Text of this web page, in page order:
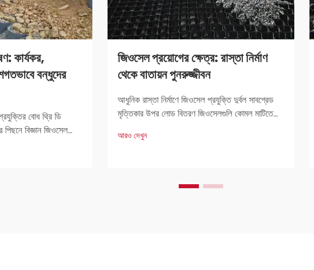
কার্যকর,
বন্ধুদের
বোধ থ্রি ডি
পিছনে বিজ্ঞান জিওসেল
মূলত, এটি এমন
জিওসেল প্রয়োগের ক্ষেত্র: রাস্তা নির্মাণ
থেকে বাতায়ন পুনরুজ্জীবন
আধুনিক রাস্তা নির্মাণে জিওসেল প্রযুক্তি দুর্বল সাবগ্রেড
মৃত্তিকার উপর লোড বিতরণ জিওসেলগুলি কোমল মাটিতে
যা বেশি চাপ সহ্য করতে পারে না। যখন গাড়িগুলি এই রাস্তা
আরও দেখুন